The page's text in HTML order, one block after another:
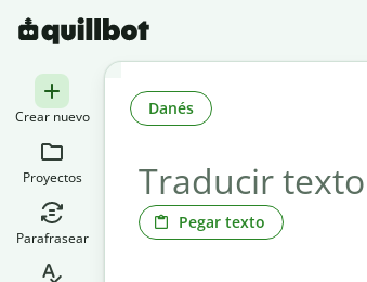
Crear nuevo
Proyectos
Parafrasear
Pegar texto
Danés